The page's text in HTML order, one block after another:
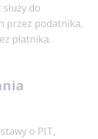
do
przez podatnika,
płatnika.
o PIT,